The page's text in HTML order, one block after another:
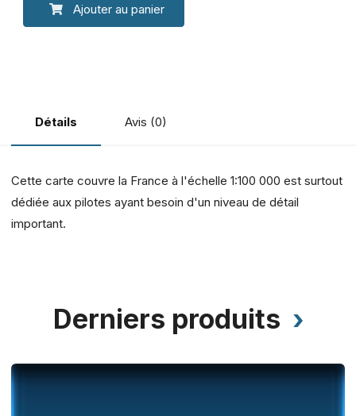
Ajouter au panier
Détails Avis (0)
Cette carte couvre la France à l'échelle 1:100 000 est surtout
dédiée aux pilotes ayant besoin d'un niveau de détail
important.
Derniers produits